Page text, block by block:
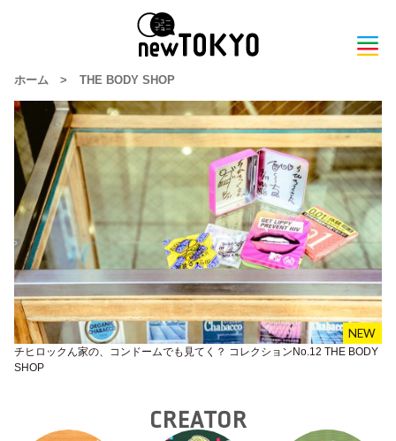
ホーム > THE BODY SHOP
チヒロックん家の、コンドームでも見てく？ コレクションNo.12 THE BODY
SHOP
CREATOR